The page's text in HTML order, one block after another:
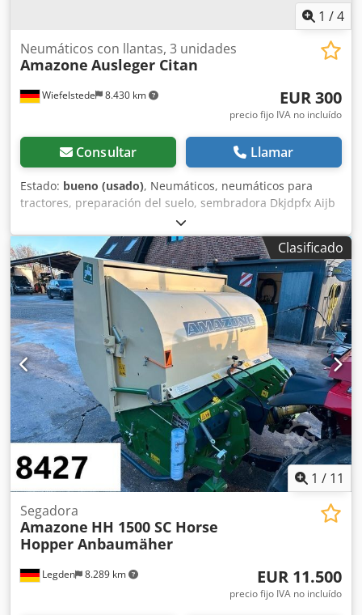
1 /4
Wiefelstede 8.430 km
Neumáticos con llantas, 3 unidades
Amazone Ausleger Citan
EUR 300
precio fijo IVA no incluído
Consultar Llamar
Estado: bueno (usado), Neumáticos, neumáticos para
tractores, preparación del suelo, sembradora Dkjdpfx Aijb
A E Ufjfsr -Cantidad: 3 neumáticos de una sembradora
Amazone -Tamaño del neumático -Buje: Ø 40 mm -
Dimensión: Ø 750 -Precio total: por los 3 neumáticos -Peso:
51 kg/unidad
Clasificado
1 / 11
Legden 8.289 km
Segadora
Amazone HH 1500 SC Horse
Hopper Anbaumäher
EUR 11.500
precio fijo IVA no incluído